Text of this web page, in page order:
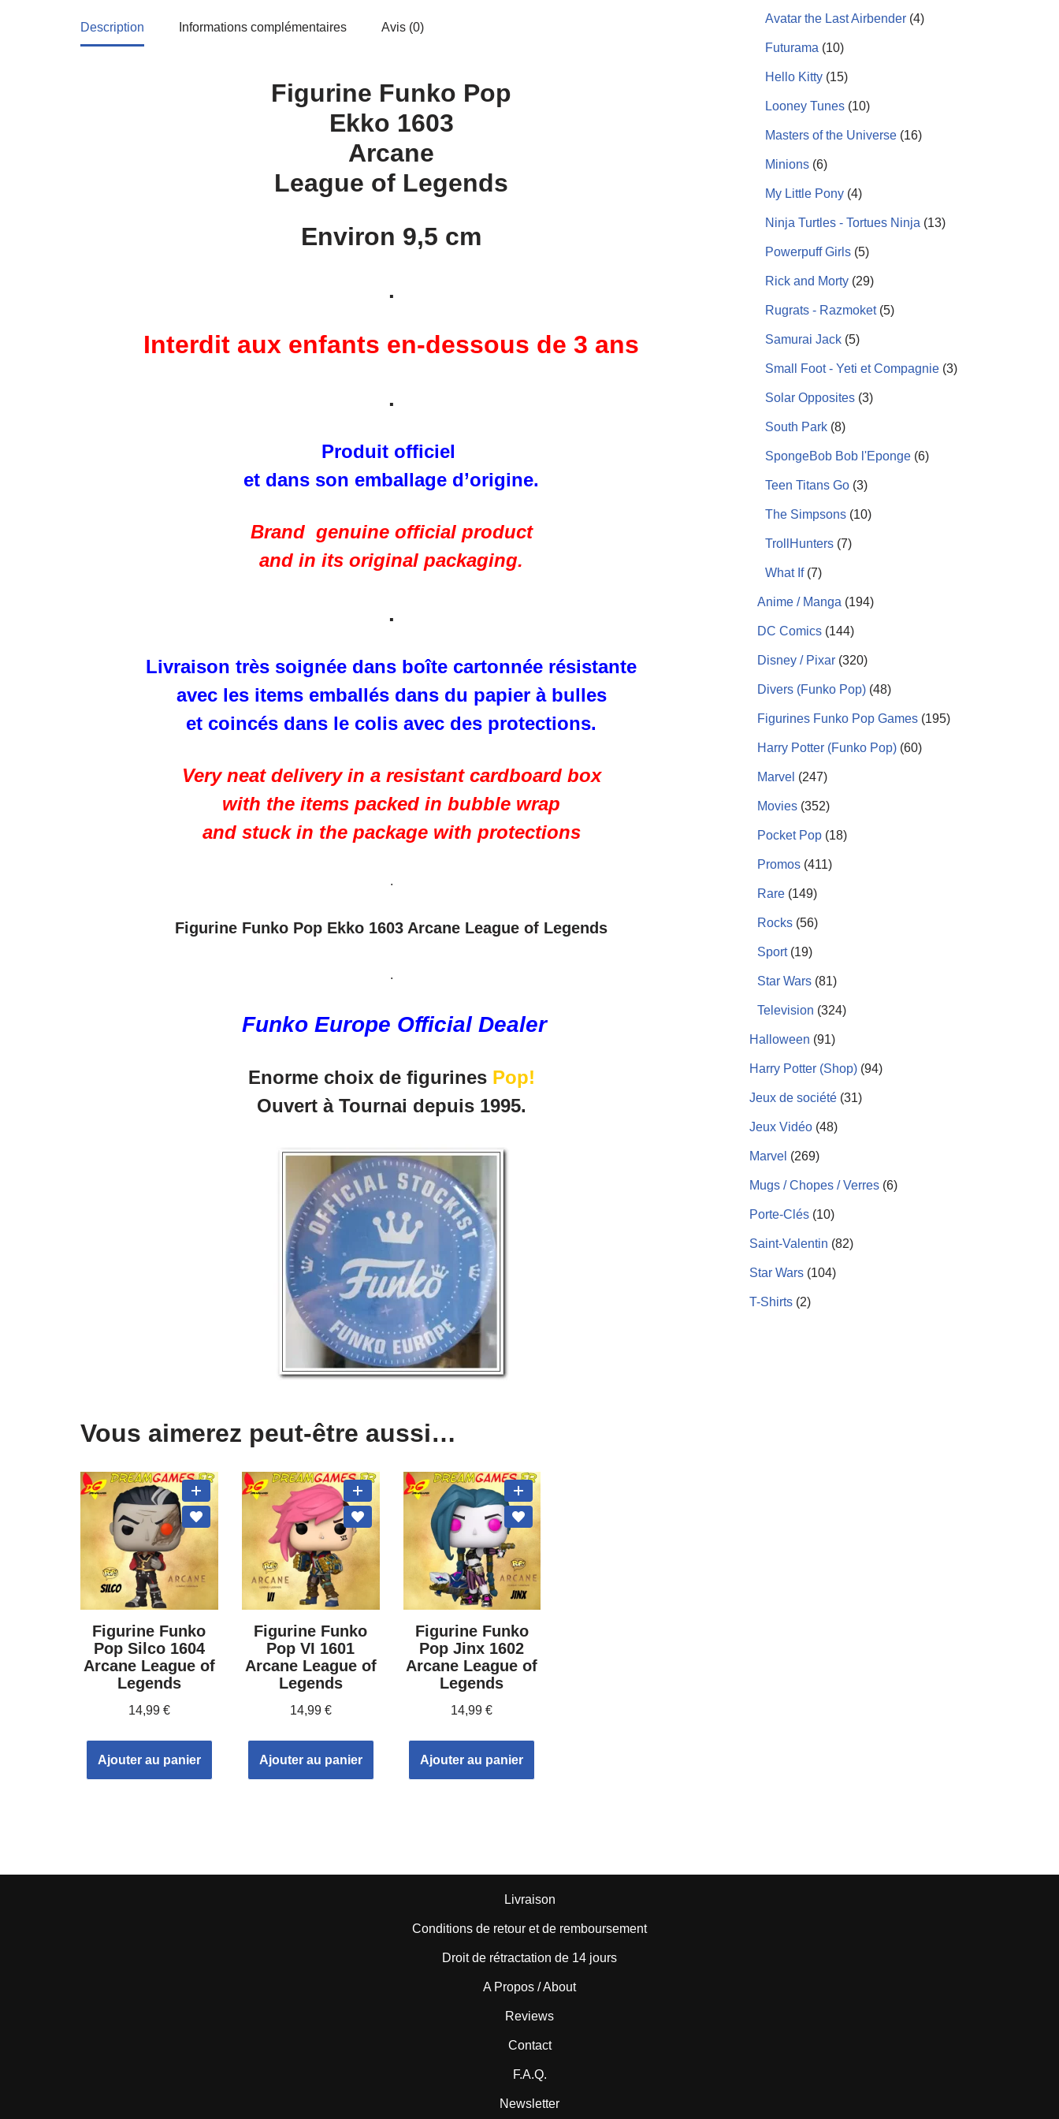
Youtooz
Description Informations complémentaires Avis (0)
Figurine Funko Pop
Ekko 1603
Arcane
League of Legends
Environ 9,5 cm
.
Interdit aux enfants en-dessous de 3 ans
.
Produit officiel
et dans son emballage d’origine.
Brand genuine official product
and in its original packaging.
.
Livraison très soignée dans boîte cartonnée résistante
avec les items emballés dans du papier à bulles
et coincés dans le colis avec des protections.
Very neat delivery in a resistant cardboard box
with the items packed in bubble wrap
and stuck in the package with protections
.
Figurine Funko Pop Ekko 1603 Arcane League of Legends
.
Funko Europe Official Dealer
Enorme choix de figurines Pop!
Ouvert à Tournai depuis 1995.
Vous aimerez peut-être aussi…
Figurine Funko
Pop Silco 1604
Arcane League of
Legends
14,99 €
Ajouter au panier
Figurine Funko
Pop VI 1601
Arcane League of
Legends
14,99 €
Ajouter au panier
Figurine Funko
Pop Jinx 1602
Arcane League of
Legends
14,99€
Ajouter au panier
Avatar the Last Airbender (4)
Futurama (10)
Hello Kitty (15)
Looney Tunes (10)
Masters of the Universe (16)
Minions (6)
My Little Pony (4)
Ninja Turtles - Tortues Ninja (13)
Powerpuff Girls (5)
Rick and Morty (29)
Rugrats - Razmoket (5)
Samurai Jack (5)
Small Foot - Yeti et Compagnie (3)
Solar Opposites (3)
South Park (8)
SpongeBob Bob l'Eponge (6)
Teen Titans Go (3)
The Simpsons (10)
TrollHunters (7)
What If (7)
Anime / Manga (194)
DC Comics (144)
Disney / Pixar (320)
Divers (Funko Pop) (48)
Figurines Funko Pop Games (195)
Harry Potter (Funko Pop) (60)
Marvel (247)
Movies (352)
Pocket Pop (18)
Promos (411)
Rare (149)
Rocks (56)
Sport (19)
Star Wars (81)
Television (324)
Halloween (91)
Harry Potter (Shop) (94)
Jeux de société (31)
Jeux Vidéo (48)
Marvel (269)
Mugs / Chopes / Verres (6)
Porte-Clés (10)
Saint-Valentin (82)
Star Wars (104)
T-Shirts (2)
Livraison
Conditions de retour et de remboursement
Droit de rétractation de 14 jours
A Propos / About
Reviews
Contact
F.A.Q.
Newsletter